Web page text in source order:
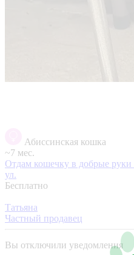
Абиссинская кошка
~7 мес.
Отдам кошечку в добрые руки
ул.
Бесплатно
Татьяна
Частный продавец
Вы отключили уведомления